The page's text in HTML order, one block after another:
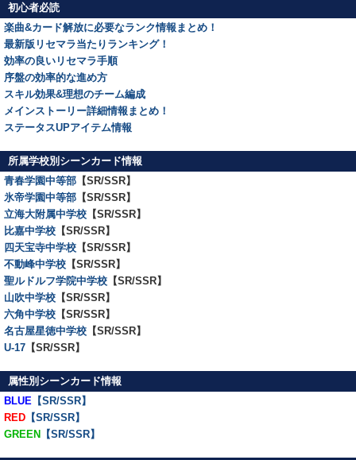
初心者必読
楽曲&カード解放に必要なランク情報まとめ！
最新版リセマラ当たりランキング！
効率の良いリセマラ手順
序盤の効率的な進め方
スキル効果&理想のチーム編成
メインストーリー詳細情報まとめ！
ステータスUPアイテム情報
所属学校別シーンカード情報
青春学園中等部 【SR/SSR】
氷帝学園中等部 【SR/SSR】
立海大附属中学校 【SR/SSR】
比嘉中学校 【SR/SSR】
四天宝寺中学校 【SR/SSR】
不動峰中学校 【SR/SSR】
聖ルドルフ学院中学校 【SR/SSR】
山吹中学校 【SR/SSR】
六角中学校 【SR/SSR】
名古屋星徳中学校 【SR/SSR】
U-17 【SR/SSR】
属性別シーンカード情報
BLUE 【SR/SSR】
RED 【SR/SSR】
GREEN 【SR/SSR】